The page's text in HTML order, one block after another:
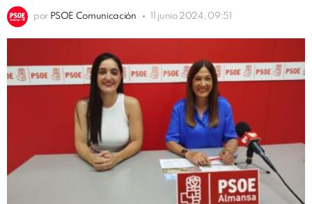
por PSOE Comunicación 11 junio 2024, 09:51